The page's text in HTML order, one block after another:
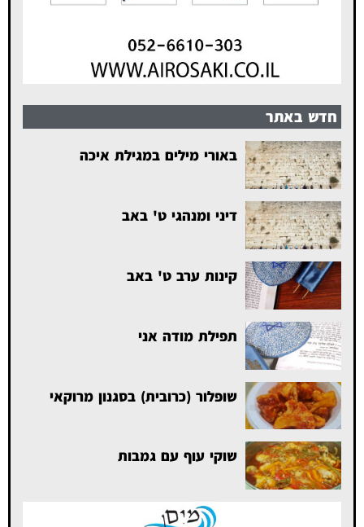
חדש באתר
באורי מילים במגילת איכה
דיני ומנהגי ט' באב
קינות ערב ט' באב
תפילת מודה אני
שופלור (כרובית) בסגנון מרוקאי
שוקי עוף עם גמבות